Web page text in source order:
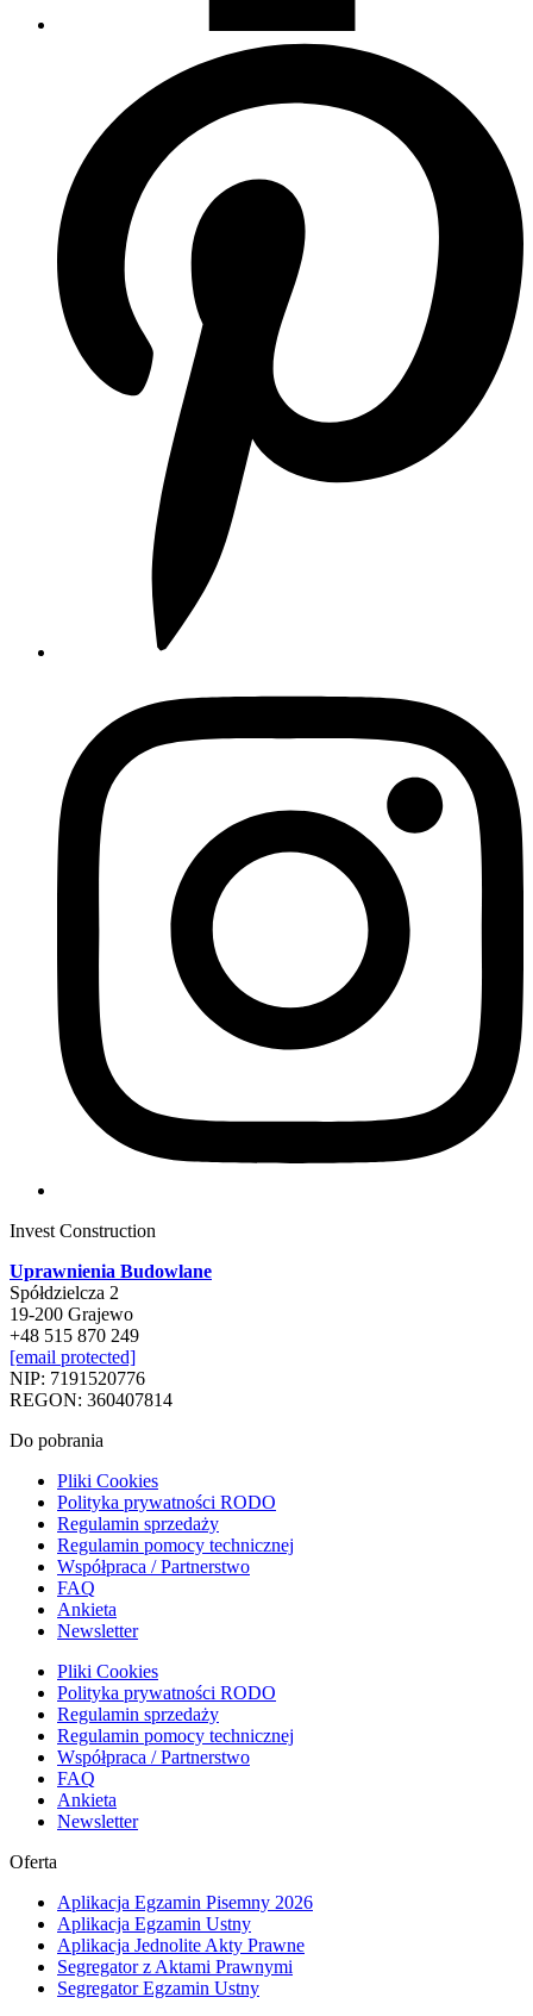
Invest Construction
Uprawnienia Budowlane
Spółdzielcza 2
19-200 Grajewo
+48 515 870 249
[email protected]
NIP: 7191520776
REGON: 360407814
Do pobrania
Pliki Cookies
Polityka prywatności RODO
Regulamin sprzedaży
Regulamin pomocy technicznej
Współpraca / Partnerstwo
FAQ
Ankieta
Newsletter
Pliki Cookies
Polityka prywatności RODO
Regulamin sprzedaży
Regulamin pomocy technicznej
Współpraca / Partnerstwo
FAQ
Ankieta
Newsletter
Oferta
Aplikacja Egzamin Pisemny 2026
Aplikacja Egzamin Ustny
Aplikacja Jednolite Akty Prawne
Segregator z Aktami Prawnymi
Segregator Egzamin Ustny